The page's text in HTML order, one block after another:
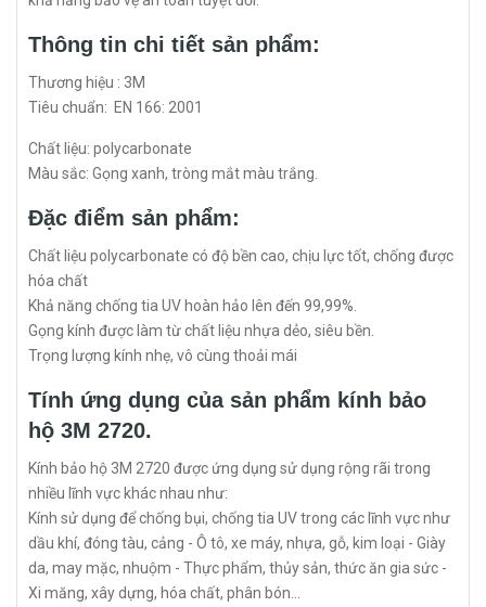
Thông tin chi tiết sản phẩm:
Thương hiệu : 3M
Tiêu chuẩn: EN 166: 2001
Chất liệu: polycarbonate
Màu sắc: Gọng xanh, tròng mắt màu trắng.
Đặc điểm sản phẩm:
Chất liệu polycarbonate có độ bền cao, chịu lực tốt, chống được
hóa chất
Khả năng chống tia UV hoàn hảo lên đến 99,99%.
Gọng kính được làm từ chất liệu nhựa dẻo, siêu bền.
Trọng lượng kính nhẹ, vô cùng thoải mái
Tính ứng dụng của sản phẩm kính bảo
hộ 3M 2720.
Kính bảo hộ 3M 2720 được ứng dụng sử dụng rộng rãi trong
nhiều lĩnh vực khác nhau như:
Kính sử dụng để chống bụi, chống tia UV trong các lĩnh vực như
dầu khí, đóng tàu, cảng - Ô tô, xe máy, nhựa, gỗ, kim loại - Giày
da, may mặc, nhuộm - Thực phẩm, thủy sản, thức ăn gia sức -
Xi măng, xây dựng, hóa chất, phân bón...